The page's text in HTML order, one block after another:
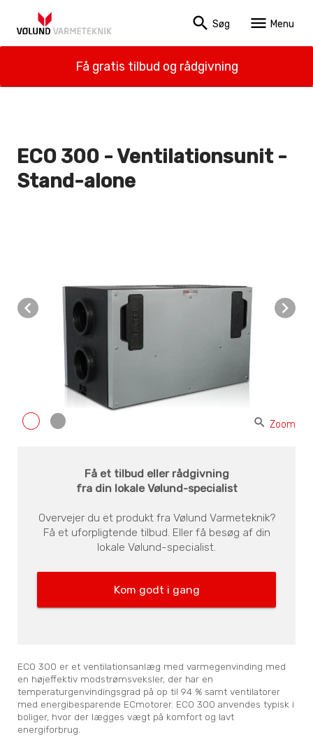
search Søg menu Menu
Få gratis tilbud og rådgivning
ECO 300 - Ventilationsunit -
Stand-alone
ECO 300 er et ventilationsanlæg med varmegenvinding med
en højeffektiv modstrømsveksler, der har en
temperaturgenvindingsgrad på op til 94 % samt ventilatorer
med energibesparende ECmotorer. ECO 300 anvendes typisk i
boliger, hvor der lægges vægt på komfort og lavt
energiforbrug.
navigate_before navigate_next
search Zoom
Få et tilbud eller rådgivning
fra din lokale Vølund-specialist
Overvejer du et produkt fra Vølund Varmeteknik?
Få et uforpligtende tilbud. Eller få besøg af din
lokale Vølund-specialist.
Kom godt i gang